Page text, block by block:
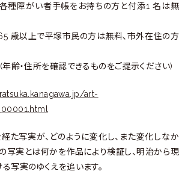
手帳をお持ちの方と付添1 名は無
塚市民の方は無料、市外在住の方
認できるものをご提示ください)
art-
た写実が、どのように変化し、また変化しなか
写実とは何かを作品により検証し、明治から現
写実のゆくえを追います。